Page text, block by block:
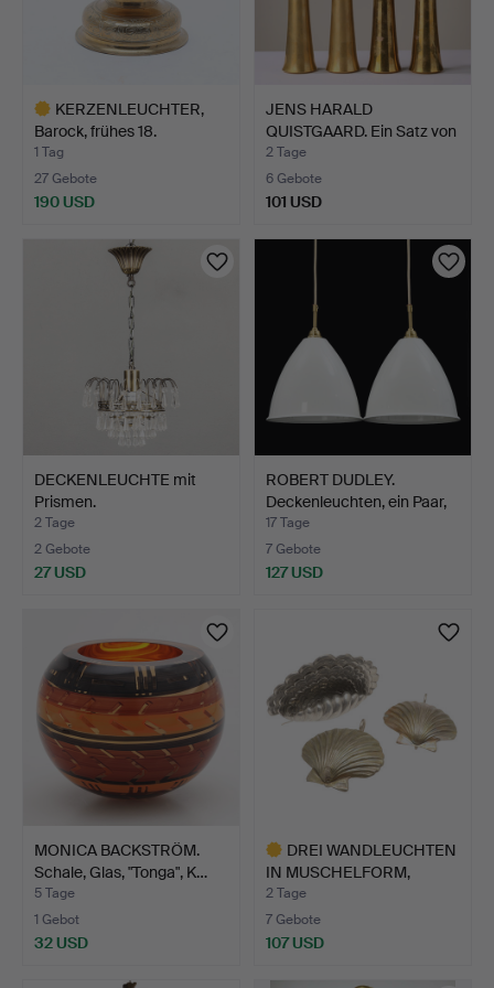
KERZENLEUCHTER,
Barock, frühes 18.
Jahrhun…
1 Tag
27 Gebote
190 USD
JENS HARALD
QUISTGAARD. Ein Satz von
vier …
2 Tage
6 Gebote
101 USD
DECKENLEUCHTE mit
Prismen.
2 Tage
2 Gebote
27 USD
ROBERT DUDLEY.
Deckenleuchten, ein Paar,
"…
17 Tage
7 Gebote
127 USD
MONICA BACKSTRÖM.
Schale, Glas, "Tonga", K…
5 Tage
1 Gebot
32 USD
DREI WANDLEUCHTEN
IN MUSCHELFORM,
CHROM, U…
2 Tage
7 Gebote
107 USD